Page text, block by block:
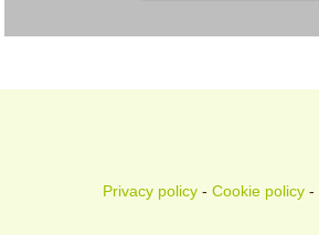
Privacy policy- Cookie policy-